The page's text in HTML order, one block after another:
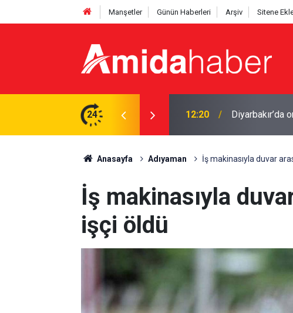
Manşetler Günün Haberleri Arşiv Sitene
24 12:15
Anasayfa Adıyaman İş makinasıyla duvar
İş makinasıyla
işçi öldü